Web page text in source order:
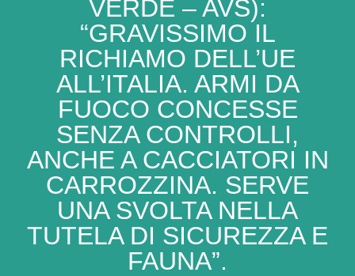
VERDE – AVS):
“GRAVISSIMO IL
RICHIAMO DELL’UE
ALL’ITALIA. ARMI DA
FUOCO CONCESSE
SENZA CONTROLLI,
ANCHE A CACCIATORI IN
CARROZZINA. SERVE
UNA SVOLTA NELLA
TUTELA DI SICUREZZA E
FAUNA”.